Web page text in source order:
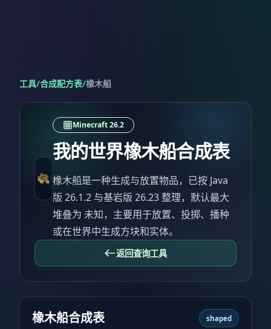
工具/合成配方表/橡木船
Minecraft 26.2
我的世界橡木船合成表
橡木船是一种生成与放置物品，已按 Java
版 26.1.2 与基岩版 26.23 整理，默认最大
堆叠为 未知，主要用于放置、投掷、播种
或在世界中生成方块和实体。
返回查询工具
橡木船合成表 shaped